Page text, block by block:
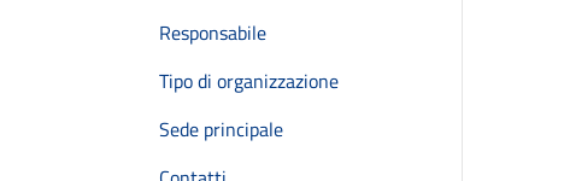
Responsabile
Tipo di organizzazione
Sede principale